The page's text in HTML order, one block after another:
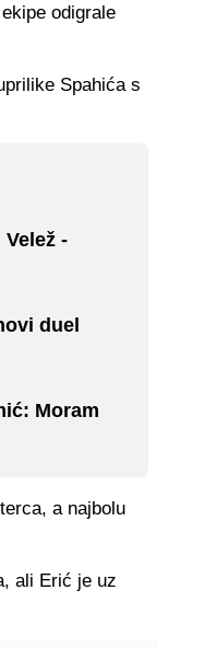
odigrale
Spahića s
-
duel
Moram
a najbolu
ali Erić je uz